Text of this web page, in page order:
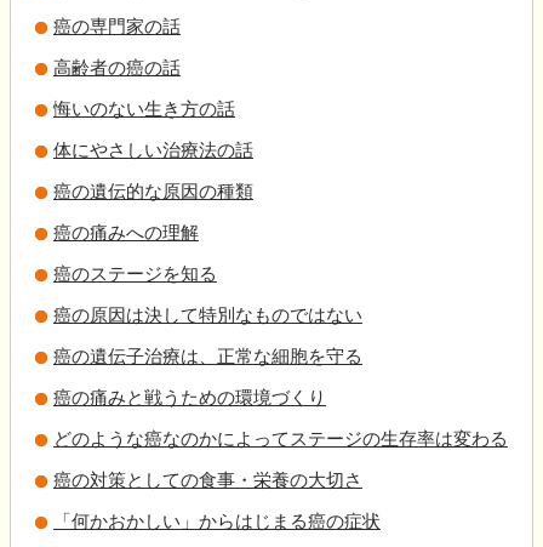
癌の専門家の話
高齢者の癌の話
悔いのない生き方の話
体にやさしい治療法の話
癌の遺伝的な原因の種類
癌の痛みへの理解
癌のステージを知る
癌の原因は決して特別なものではない
癌の遺伝子治療は、正常な細胞を守る
癌の痛みと戦うための環境づくり
どのような癌なのかによってステージの生存率は変わる
癌の対策としての食事・栄養の大切さ
「何かおかしい」からはじまる癌の症状